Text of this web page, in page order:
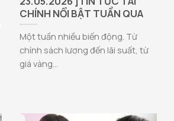
CHÍNH NỔI BẬT TUẦN QUA
Một tuần nhiều biến động. Từ
chính sách lương đến lãi suất, từ
giá vàng...